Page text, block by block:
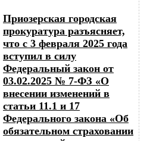
Приозерская городская
прокуратура разъясняет,
что с 3 февраля 2025 года
вступил в силу
Федеральный закон от
03.02.2025 № 7-ФЗ «О
внесении изменений в
статьи 11.1 и 17
Федерального закона «Об
обязательном страховании